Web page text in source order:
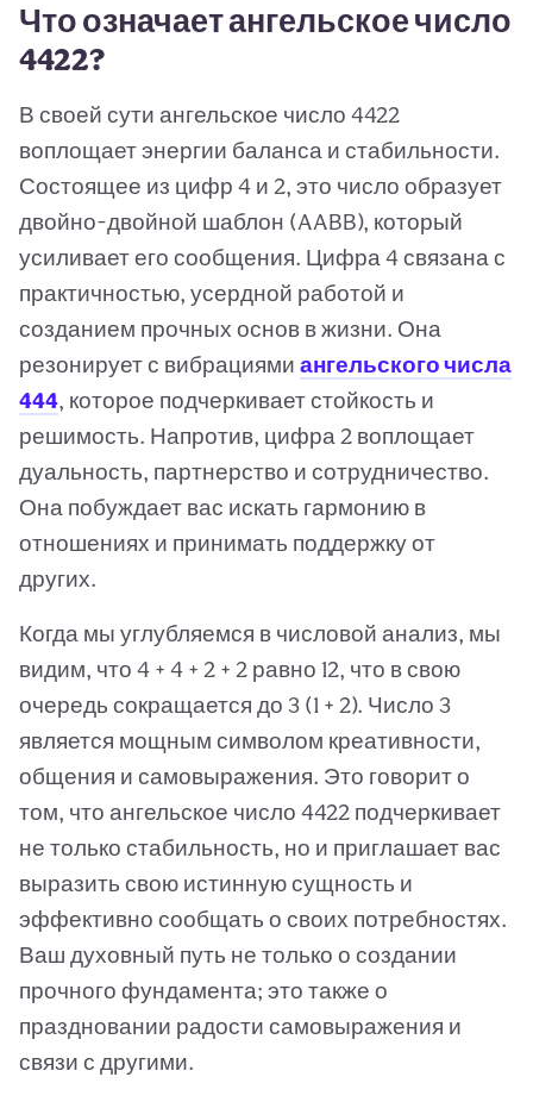
Что означает ангельское число
4422?
В своей сути ангельское число 4422
воплощает энергии баланса и стабильности.
Состоящее из цифр 4 и 2, это число образует
двойно-двойной шаблон (AABB), который
усиливает его сообщения. Цифра 4 связана с
практичностью, усердной работой и
созданием прочных основ в жизни. Она
резонирует с вибрациями ангельского числа
444, которое подчеркивает стойкость и
решимость. Напротив, цифра 2 воплощает
дуальность, партнерство и сотрудничество.
Она побуждает вас искать гармонию в
отношениях и принимать поддержку от
других.
Когда мы углубляемся в числовой анализ, мы
видим, что 4 + 4 + 2 + 2 равно 12, что в свою
очередь сокращается до 3 (1 + 2). Число 3
является мощным символом креативности,
общения и самовыражения. Это говорит о
том, что ангельское число 4422 подчеркивает
не только стабильность, но и приглашает вас
выразить свою истинную сущность и
эффективно сообщать о своих потребностях.
Ваш духовный путь не только о создании
прочного фундамента; это также о
праздновании радости самовыражения и
связи с другими.